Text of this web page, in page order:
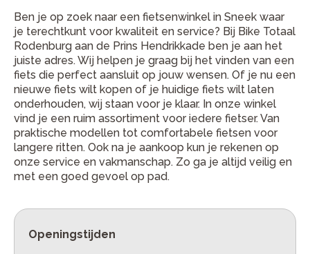
Ben je op zoek naar een fietsenwinkel in Sneek waar
je terechtkunt voor kwaliteit en service? Bij Bike Totaal
Rodenburg aan de Prins Hendrikkade ben je aan het
juiste adres. Wij helpen je graag bij het vinden van een
fiets die perfect aansluit op jouw wensen. Of je nu een
nieuwe fiets wilt kopen of je huidige fiets wilt laten
onderhouden, wij staan voor je klaar. In onze winkel
vind je een ruim assortiment voor iedere fietser. Van
praktische modellen tot comfortabele fietsen voor
langere ritten. Ook na je aankoop kun je rekenen op
onze service en vakmanschap. Zo ga je altijd veilig en
met een goed gevoel op pad.
Openingstijden